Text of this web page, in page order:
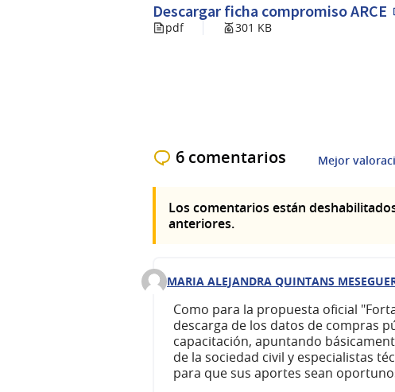
Descargar ficha compromiso ARCE
pdf 301 KB
6 comentarios Mejor
Los comentarios están
anteriores.
Comentario 232
MARIA ALEJANDRA QUINTANS
Como para la propuesta oficial
descarga de los datos de compras
capacitación, apuntando
de la sociedad civil y especialistas
para que sus aportes sean